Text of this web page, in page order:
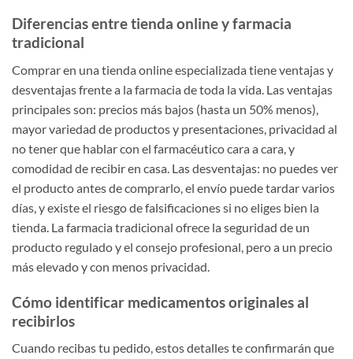
Diferencias entre tienda online y farmacia
tradicional
Comprar en una tienda online especializada tiene ventajas y
desventajas frente a la farmacia de toda la vida. Las ventajas
principales son: precios más bajos (hasta un 50% menos),
mayor variedad de productos y presentaciones, privacidad al
no tener que hablar con el farmacéutico cara a cara, y
comodidad de recibir en casa. Las desventajas: no puedes ver
el producto antes de comprarlo, el envío puede tardar varios
días, y existe el riesgo de falsificaciones si no eliges bien la
tienda. La farmacia tradicional ofrece la seguridad de un
producto regulado y el consejo profesional, pero a un precio
más elevado y con menos privacidad.
Cómo identificar medicamentos originales al
recibirlos
Cuando recibas tu pedido, estos detalles te confirmarán que